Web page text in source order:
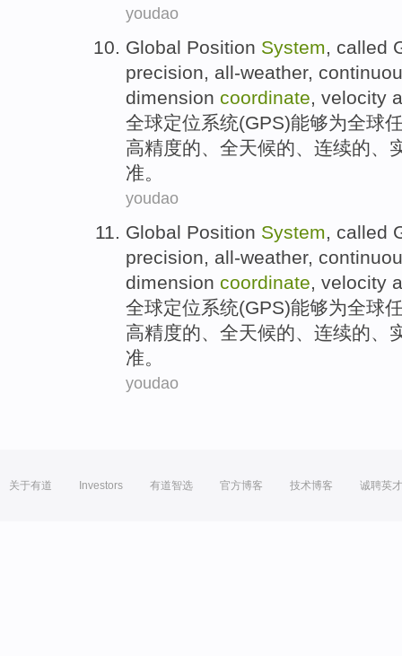
youdao
Global Position System, called
precision, all-weather,
dimension coordinate, velocity
全球定位系统(GPS)能够为全球
高精度的、 全天候的、 连续的、
准。
youdao
Global Position System, called
precision, all-weather,
dimension coordinate, velocity
全球定位系统(GPS)能够为全球
高精度的、 全天候的、 连续的、
准。
youdao
关于有道 Investors 有道智选 官方博客 技术博客 诚聘英才